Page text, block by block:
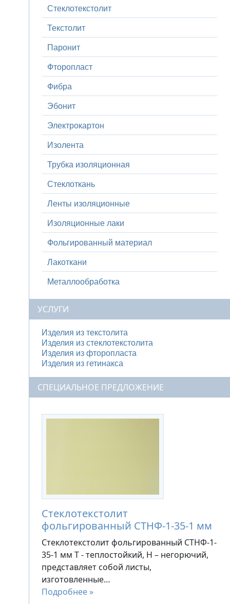
Стеклотекстолит
Текстолит
Паронит
Фторопласт
Фибра
Эбонит
Электрокартон
Изолента
Трубка изоляционная
Стеклоткань
Ленты изоляционные
Изоляционные лаки
Фольгированный материал
Лакоткани
Металлообработка
УСЛУГИ
Изделия из текстолита
Изделия из стеклотекстолита
Изделия из фторопласта
Изделия из гетинакса
СПЕЦИАЛЬНОЕ ПРЕДЛОЖЕНИЕ
Стеклотекстолит
фольгированный СТНФ-1-35-1 мм
Стеклотекстолит фольгированный СТНФ-1-
35-1 мм Т - теплостойкий, Н – негорючий,
представляет собой листы,
изготовленные…
Подробнее »